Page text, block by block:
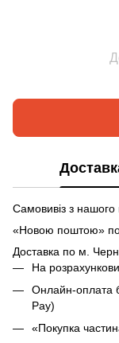
Самовивіз з
«Новою поштою» по
Доставка по м.
На
Онлайн-оплата
Pay)
«Покупка